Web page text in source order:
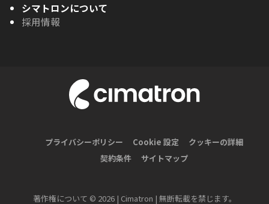
シマトロンについて
採用情報
プライバシーポリシー Cookie 設定
クッキーの詳細
契約条件
サイトマップ
著作権について © 2026 | Cimatron | 無断転載を禁じます。